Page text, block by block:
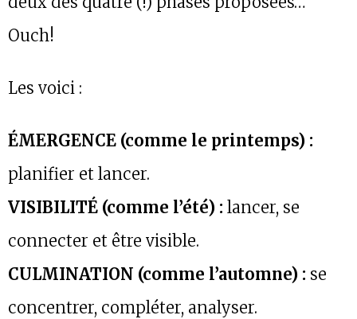
Ouch!
Les voici :
ÉMERGENCE (comme le printemps) :
planifier et lancer.
VISIBILITÉ (comme l’été) : lancer, se
connecter et être visible.
CULMINATION (comme l’automne) : se
concentrer, compléter, analyser.